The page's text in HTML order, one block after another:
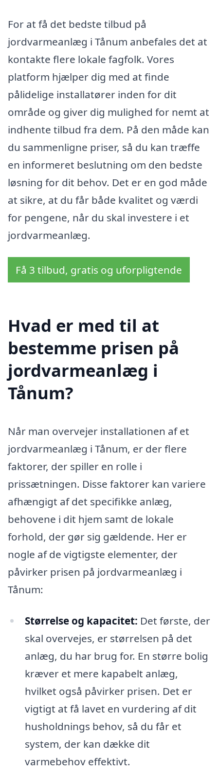
For at få det bedste tilbud på
jordvarmeanlæg i Tånum anbefales det at
kontakte flere lokale fagfolk. Vores
platform hjælper dig med at finde
pålidelige installatører inden for dit
område og giver dig mulighed for nemt at
indhente tilbud fra dem. På den måde kan
du sammenligne priser, så du kan træffe
en informeret beslutning om den bedste
løsning for dit behov. Det er en god måde
at sikre, at du får både kvalitet og værdi
for pengene, når du skal investere i et
jordvarmeanlæg.
Få 3 tilbud, gratis og uforpligtende
Hvad er med til at
bestemme prisen på
jordvarmeanlæg i
Tånum?
Når man overvejer installationen af et
jordvarmeanlæg i Tånum, er der flere
faktorer, der spiller en rolle i
prissætningen. Disse faktorer kan variere
afhængigt af det specifikke anlæg,
behovene i dit hjem samt de lokale
forhold, der gør sig gældende. Her er
nogle af de vigtigste elementer, der
påvirker prisen på jordvarmeanlæg i
Tånum:
Størrelse og kapacitet: Det første, der
skal overvejes, er størrelsen på det
anlæg, du har brug for. En større bolig
kræver et mere kapabelt anlæg,
hvilket også påvirker prisen. Det er
vigtigt at få lavet en vurdering af dit
husholdnings behov, så du får et
system, der kan dække dit
varmebehov effektivt.